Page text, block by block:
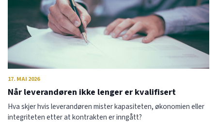
17. MAI 2026
Når leverandøren ikke lenger er kvalifisert
Hva skjer hvis leverandøren mister kapasiteten, økonomien eller
integriteten etter at kontrakten er inngått?